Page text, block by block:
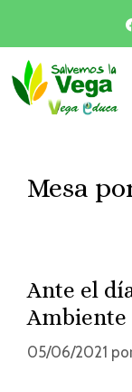
Mesa
Ante el
Ambiente
05/06/2021